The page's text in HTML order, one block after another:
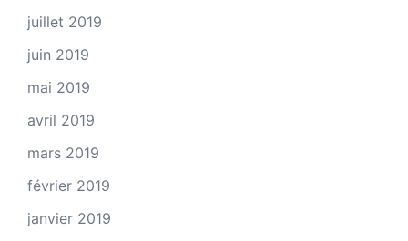
juillet 2019
juin 2019
mai 2019
avril 2019
mars 2019
février 2019
janvier 2019